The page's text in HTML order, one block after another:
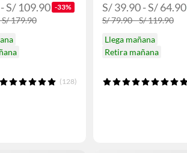
S/ 109.90 -33%
179.90
(128)
S/ 39.90 - S/ 64.90
S/ 79.90 - S/ 119.90
Llega mañana
Retira mañana